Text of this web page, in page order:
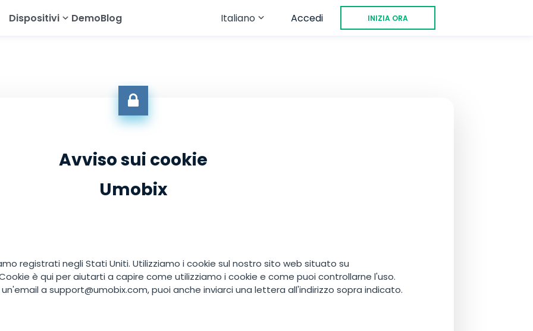
Dispositivi DemoBlog Italiano
한국의
Accedi INIZIA ORA
Avviso sui cookie
Umobix
registrati negli Stati Uniti. Utilizziamo i cookie sul nostro sito web situato su
è qui per aiutarti a capire come utilizziamo i cookie e come puoi controllarne l'uso.
a support@umobix.com, puoi anche inviarci una lettera all'indirizzo sopra indicato.